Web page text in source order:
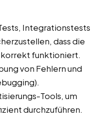
Integrationstests
dass die
korrekt funktioniert.
von Fehlern und
Tools, um
durchzuführen.